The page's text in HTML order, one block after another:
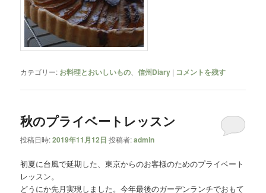
カテゴリー: お料理とおいしいもの 、信州Diary | コメントを残す
秋のプライベートレッスン
投稿日時:2019年11月12日 投稿者:admin
初夏に台風で延期した、東京からのお客様のためのプライベート
レッスン。
どうにか先月実現しました。今年最後のガーデンランチでおもて